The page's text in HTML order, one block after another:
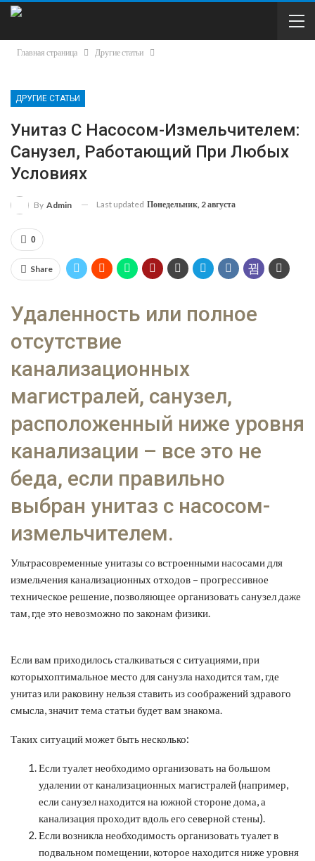
Главная страница Другие статьи
ДРУГИЕ СТАТЬИ
Унитаз С Насосом-Измельчителем:
Санузел, Работающий При Любых
Условиях
By Admin Last updated Понедельник, 2 августа
0
Share
Удаленность или полное
отсутствие
канализационных
магистралей, санузел,
расположенный ниже уровня
канализации – все это не
беда, если правильно
выбран унитаз с насосом-
измельчителем.
Ультрасовременные унитазы со встроенными насосами для
измельчения канализационных отходов – прогрессивное
техническое решение, позволяющее организовать санузел даже
там, где это невозможно по законам физики.
Если вам приходилось сталкиваться с ситуациями, при
которыхоптимальное место для санузла находится там, где
унитаз или раковину нельзя ставить из соображений здравого
смысла, значит тема статьи будет вам знакома.
Таких ситуаций может быть несколько:
Если туалет необходимо организовать на большом
удалении от канализационных магистралей (например,
если санузел находится на южной стороне дома, а
канализация проходит вдоль его северной стены).
Если возникла необходимость организовать туалет в
подвальном помещении, которое находится ниже уровня